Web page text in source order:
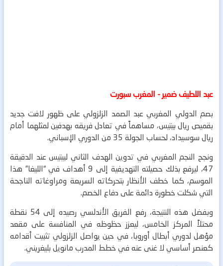
عبد اللطيف ضمير - المغرب سبورت
بصم الدولي المغربي عبد الصمد الزلزولي على ظهور لافت جديد
بقميص ريال بيتيس، مساهماً في تعادل فريقه بهدفين لمثلهما أمام
ريال سوسيداد، لحساب الجولة 35 من الدوري الإسباني.
ونجح النجم المغربي في تدوين الهدف الثاني لبيتيس عند الدقيقة
47، ليرفع بذلك حصيلته التهديفية إلى 9 أهداف في “الليغا” هذا
الموسم، كما خطف الأنظار بتحركاته السريعة ومراوغاته الناجحة
التي شكلت خطورة دائمة على دفاع الخصم.
وبفضل هذه النتيجة، رفع الفريق الأندلسي رصيده إلى 54 نقطة
محتلاً المركز الخامس، ليعزز حظوظه في المنافسة على مقعد
مؤهل لدوري أبطال أوروبا، في حين يواصل الزلزولي تثبيت أقدامه
كعنصر أساسي لا غنى عنه في خطط المدرب مانويل بليغريني.